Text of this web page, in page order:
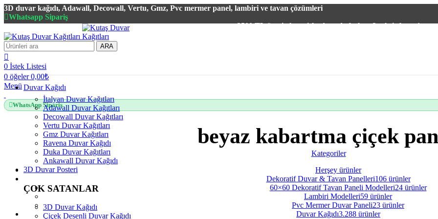
3D duvar kağıdı, Adawall, Decowall, Vertu, Gmz, Pvc mermer panel, lambiri ve tavan çözümleri
Whatsapp Sipariş
2500 TL üzeri alışverişlerde vade farksız 3 taksit fırsatı!
ARA
0 İstek Listesi
0 öğeler 0,00₺
Menü
WhatsApp Sipariş
Duvar Kağıdı
İtalyan Duvar Kağıtları
Adawall Duvar Kağıtları
Decowall Duvar Kağıtları
Vertu Duvar Kağıtları
Gmz Duvar Kağıtları
Ravena Duvar Kağıdı
Duka Duvar Kağıtları
Ankawall Duvar Kağıdı
3D Duvar Posteri
ÇOK SATANLAR
3D Duvar Kağıdı
Çiçek Desenli Duvar Kağıdı
beyaz kabartma çiçek
Kategoriler
Herşey ürünler
Dekoratif Duvar & Tavan Panelleri106 ürünler
60×60 Dekoratif Tavan Paneli Modelleri24 ürünler
Lambiri Modelleri59 ürünler
Pvc Mermer Duvar Paneli23 ürünler
Duvar Kağıdı3.288 ürünler